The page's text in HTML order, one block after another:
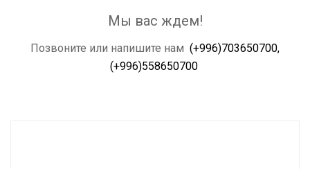
Мы вас ждем!
Позвоните или напишите нам (+996)703650700,
(+996)558650700